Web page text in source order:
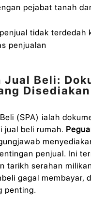
pejabat tanah
tidak terdedah
penjualan
Jual Beli:
(SPA) ialah
jual beli rumah.
penjual. Ini
tarikh serahan
gagal membayar,
penting.